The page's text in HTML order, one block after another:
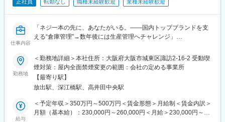
・駐車場機械のメンテナンス作業（メイン業務です）
■働く環境
です。
担当は大阪府を中心とした関西、中国、四国がメインですが、出
張は年に数回程度で少なく、1人で行くことはありません。
入社後は3日程度で取得できる振動工具の資格や、動画による研修
を受けて頂き、1週間も経つとフラップの分解なども出来るように
なります。
既存の社員も未経験でスタートしており、2ヶ月程度は先輩が同行
正社員 転勤なし 職種未経験歓迎 業種未経験歓迎
仕事内容
「ネジ一本の先に、あなたがいる。――国内トップブランドを支
える“倉庫管理”→数年後には生産管理へチャレンジ」
「知ってましたか？」
ドライバーやビット――それは家を建てる職人さんや工場のライ
ン、家電の組み立てまで、あたり前の毎日を静かに支える道具で
す。
あなたが数を合わせた一箱は、全国の現場で**“できた！”を生むネ
ジ一本の先につながっています。
「そんなあなただからこそ――」
段取り好きで数字にピタッと合わせる精度**に自信があるあな
勤務地
＜勤務地詳細＞本社住所：大阪府大阪市城東区諏訪2-16-2 受動喫
煙対策：屋内全面禁煙変更の範囲：会社の定める事業所
【最寄り駅】
放出駅、深江橋駅、高井田中央駅
給与
＜予定年収＞350万円～500万円＜賃金形態＞月給制＜賃金内訳＞
月額（基本給）：230,000円～260,000円＜月給＞230,000円～